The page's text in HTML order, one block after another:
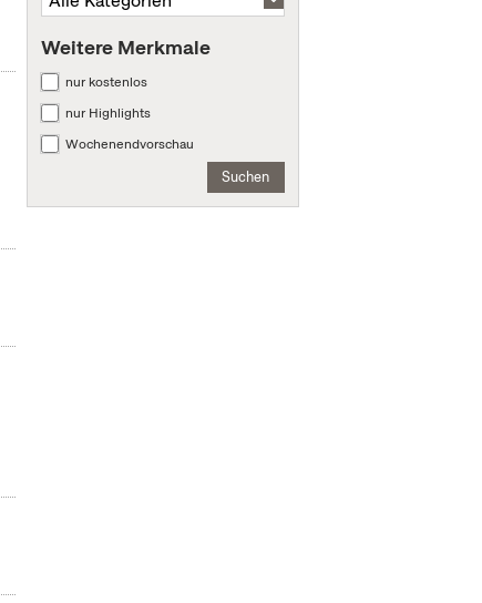
Weitere Merkmale
nur kostenlos
nur Highlights
Wochenendvorschau
Suchen